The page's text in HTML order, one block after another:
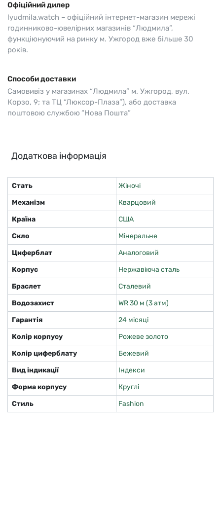
Офіційний дилер
lyudmila.watch – офіційний інтернет-магазин мережі
годинниково-ювелірних магазинів “Людмила”,
функціюнуючий на ринку м. Ужгород вже більше 30
років.
Способи доставки
Самовивіз у магазинах “Людмила” м. Ужгород, вул.
Корзо, 9; та ТЦ “Люксор-Плаза”), або доставка
поштовою службою “Нова Пошта”
Додаткова інформація
Стать
Жіночі
Механізм
Кварцовий
Країна
США
Скло
Мінеральне
Циферблат
Аналоговий
Корпус
Нержавіюча сталь
Браслет
Сталевий
Водозахист
WR 30 м (3 атм)
Гарантія
24 місяці
Колір корпусу
Рожеве золото
Колір циферблату
Бежевий
Вид індикації
Індекси
Форма корпусу
Круглі
Стиль
Fashion